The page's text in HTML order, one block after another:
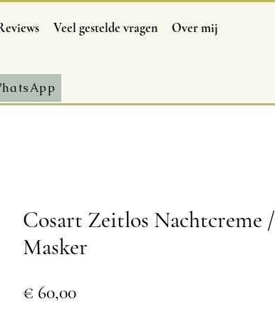
Veel gestelde vragen Over mij
Cosart Zeitlos Nachtcreme /
Masker
€ 60,00Prijs